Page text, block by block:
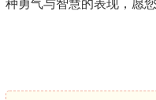
种勇气与智慧的表现，愿